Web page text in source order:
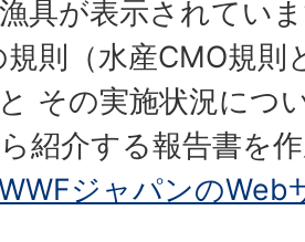
具が表示されてい
規則（水産CMO規
その実施状況につ
紹介する報告書を
ジャパンのWeb